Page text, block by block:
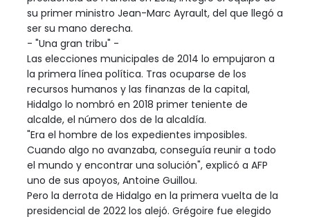
su primer ministro Jean-Marc Ayrault, del que llegó a
ser su mano derecha.
- "Una gran tribu" -
Las elecciones municipales de 2014 lo empujaron a
la primera línea política. Tras ocuparse de los
recursos humanos y las finanzas de la capital,
Hidalgo lo nombró en 2018 primer teniente de
alcalde, el número dos de la alcaldía.
"Era el hombre de los expedientes imposibles.
Cuando algo no avanzaba, conseguía reunir a todo
el mundo y encontrar una solución", explicó a AFP
uno de sus apoyos, Antoine Guillou.
Pero la derrota de Hidalgo en la primera vuelta de la
presidencial de 2022 los alejó. Grégoire fue elegido